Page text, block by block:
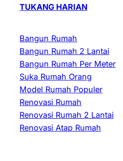
TUKANG HARIAN
Bangun Rumah
Bangun Rumah 2 Lantai
Bangun Rumah Per Meter
Suka Rumah Orang
Model Rumah Populer
Renovasi Rumah
Renovasi Rumah 2 Lantai
Renovasi Atap Rumah